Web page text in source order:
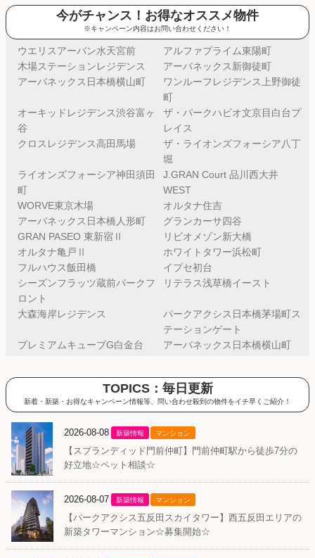
今がチャンス！お得なオススメ物件
※キャンペーン内容はお問い合わせください！
ウエリスアーバン水天宮前
アルファプライム東陽町
木場ステーションレジデンス
アーバネックス新御徒町
アーバネックス日本橋横山町
ワンルーフレジデンス上野御徒
町
オーキッドレジデンス渋谷富ヶ
谷
ザ・パークハビオ文京目白台プ
レイス
クロスレジデンス高田馬場
ザ・ライオンズフォーシア八丁
堀
ライオンズフォーシア神田須田
町
J.GRAN Court 品川西大井
WEST
WORVE東京木場
オルタナ住吉
アーバネックス日本橋人形町
グランカーサ四谷
GRAN PASEO 東新宿Ⅱ
リビオメゾン新大橋
オルタナ亀戸Ⅱ
ホワイトタワー浜松町
フルハウス飯田橋
イプセ初台
シーズンフラッツ蔵前パークフ
ロント
リテラス浅草橋イースト
大森海岸レジデンス
パークアクシス日本橋茅場町ス
テーションゲート
プレミアムキューブG白金台
アーバネックス日本橋横山町
TOPICS：毎日更新
新着・新築・お得なキャンペーン情報等、問い合わせ殺到の物件をイチ早くご紹介！
2026-08-08 新築情報 マンション
【スプランディッド門前仲町】門前仲町駅から徒歩7分の
好立地☆ペット相談☆
2026-08-07 新築情報 マンション
【パークアクシス五反田スカイタワー】西五反田エリアの
新築タワーマンション☆募集開始☆